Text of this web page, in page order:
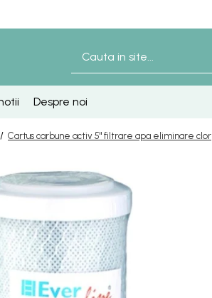
Despre noi
Cartus carbune activ 5" filtrare apa eliminare clor